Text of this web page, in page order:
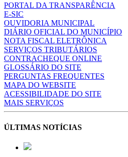
PORTAL DA TRANSPARÊNCIA
E-SIC
OUVIDORIA MUNICIPAL
DIÁRIO OFICIAL DO MUNICÍPIO
NOTA FISCAL ELETRÔNICA
SERVIÇOS TRIBUTÁRIOS
CONTRACHEQUE ONLINE
GLOSSÁRIO DO SITE
PERGUNTAS FREQUENTES
MAPA DO WEBSITE
ACESSIBILIDADE DO SITE
MAIS SERVIÇOS
ÚLTIMAS NOTÍCIAS